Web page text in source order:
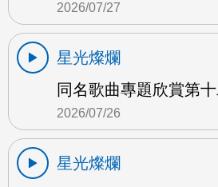
2026/07/27
星光燦爛
同名歌曲專題欣賞第
2026/07/26
星光燦爛